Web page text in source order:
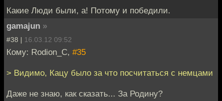
Какие Люди были, а! Потому и победили.
gamajun »
#38 | 16.03.12 09:52
Кому: Rodion_C, #35
> Видимо, Кацу было за что посчитаться с немцами
Даже не знаю, как сказать... За Родину?